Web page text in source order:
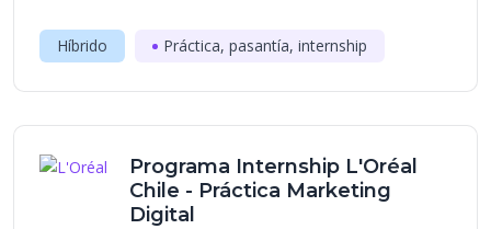
Híbrido Práctica, pasantía, internship
Programa Internship L'Oréal
Chile - Práctica Marketing
Digital